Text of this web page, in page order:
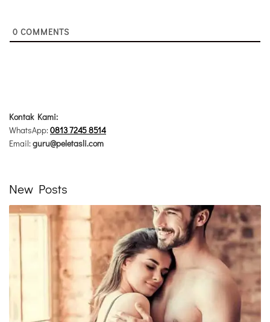
0 COMMENTS
Kontak Kami:
WhatsApp:0813 7245 8514
Email:guru@peletasli.com
New Posts